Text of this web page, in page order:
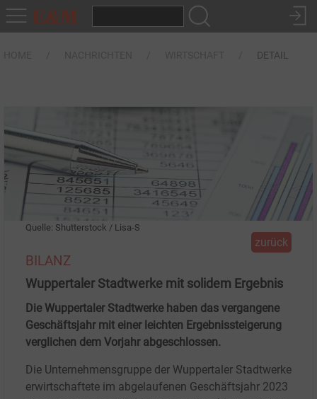
DETAIL
Quelle: Shutterstock / Lisa-S
zurück
BILANZ
Wuppertaler Stadtwerke mit solidem Ergebnis
Die Wuppertaler Stadtwerke haben das vergangene
Geschäftsjahr mit einer leichten Ergebnissteigerung
verglichen dem Vorjahr abgeschlossen.
Die Unternehmensgruppe der Wuppertaler Stadtwerke
erwirtschaftete im abgelaufenen Geschäftsjahr 2023